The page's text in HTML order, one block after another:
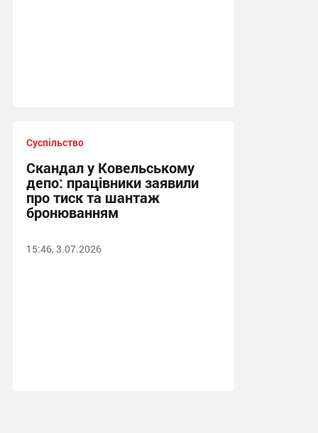
Суспільство
Скандал у Ковельському
депо: працівники заявили
про тиск та шантаж
бронюванням
15:46, 3.07.2026